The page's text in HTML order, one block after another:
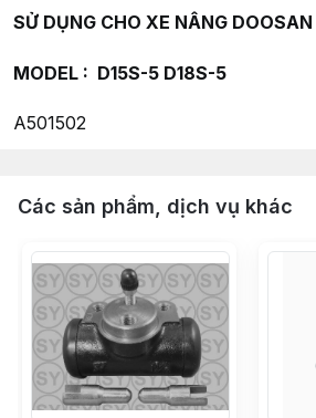
SỬ DỤNG CHO XE NÂNG DOOSAN
MODEL : D15S-5 D18S-5
A501502
Các sản phẩm, dịch vụ khác